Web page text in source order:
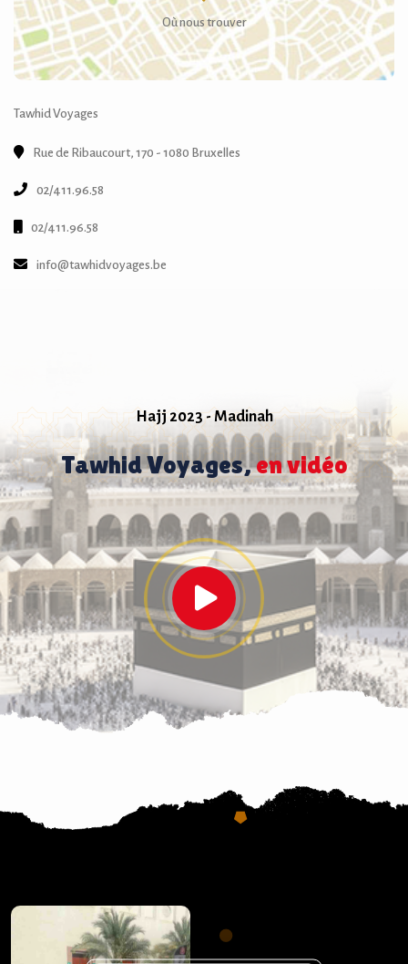
Où nous trouver
Tawhid Voyages
Rue de Ribaucourt, 170 - 1080 Bruxelles
02/411.96.58
02/411.96.58
info@tawhidvoyages.be
Hajj 2023 - Madinah
Tawhid Voyages,en vidéo